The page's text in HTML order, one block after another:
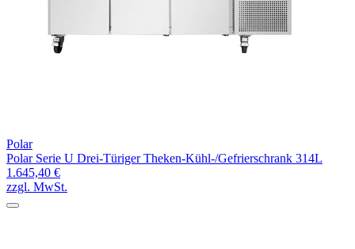
Polar
Polar Serie U Drei-Türiger Theken-Kühl-/Gefrierschrank 314L
1.645,40 €
zzgl. MwSt.